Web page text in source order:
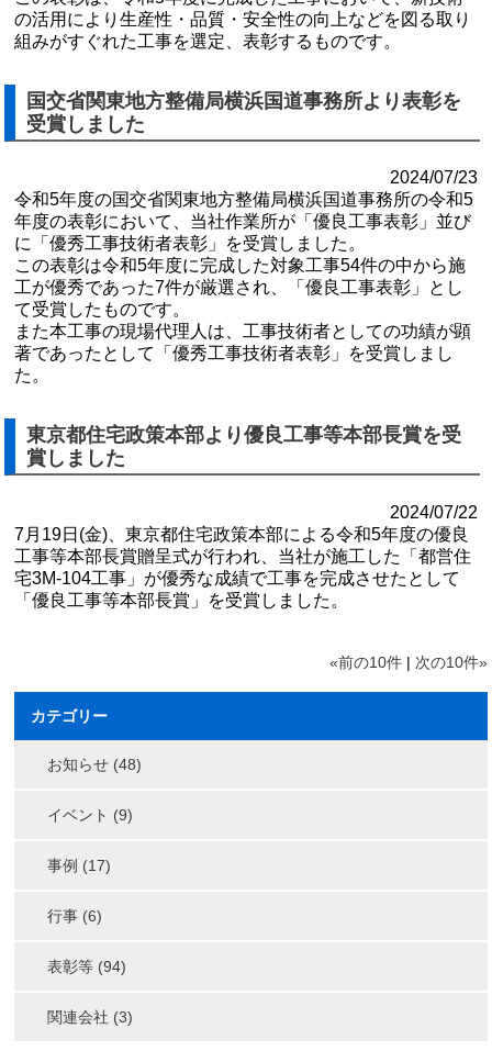
の活用により生産性・品質・安全性の向上などを図る取り
組みがすぐれた工事を選定、表彰するものです。
国交省関東地方整備局横浜国道事務所より表彰を
受賞しました
2024/07/23
令和5年度の国交省関東地方整備局横浜国道事務所の令和5
年度の表彰において、当社作業所が「優良工事表彰」並び
に「優秀工事技術者表彰」を受賞しました。
この表彰は令和5年度に完成した対象工事54件の中から施
工が優秀であった7件が厳選され、「優良工事表彰」とし
て受賞したものです。
また本工事の現場代理人は、工事技術者としての功績が顕
著であったとして「優秀工事技術者表彰」を受賞しまし
た。
東京都住宅政策本部より優良工事等本部長賞を受
賞しました
2024/07/22
7月19日(金)、東京都住宅政策本部による令和5年度の優良
工事等本部長賞贈呈式が行われ、当社が施工した「都営住
宅3M-104工事」が優秀な成績で工事を完成させたとして
「優良工事等本部長賞」を受賞しました。
«前の10件| 次の10件»
カテゴリー
お知らせ (48)
イベント (9)
事例 (17)
行事 (6)
表彰等 (94)
関連会社 (3)